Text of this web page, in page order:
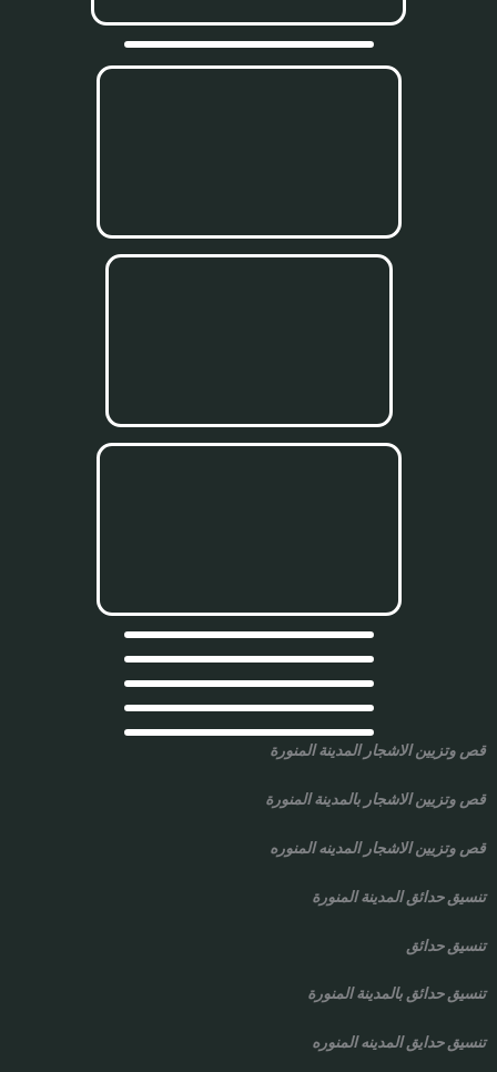
قص وتزيين الاشجار المدينة المنورة
قص وتزيين الاشجار بالمدينة المنورة
قص وتزيين الاشجار المدينه المنوره
تنسيق حدائق المدينة المنورة
تنسيق حدائق
تنسيق حدائق بالمدينة المنورة
تنسيق حدايق المدينه المنوره